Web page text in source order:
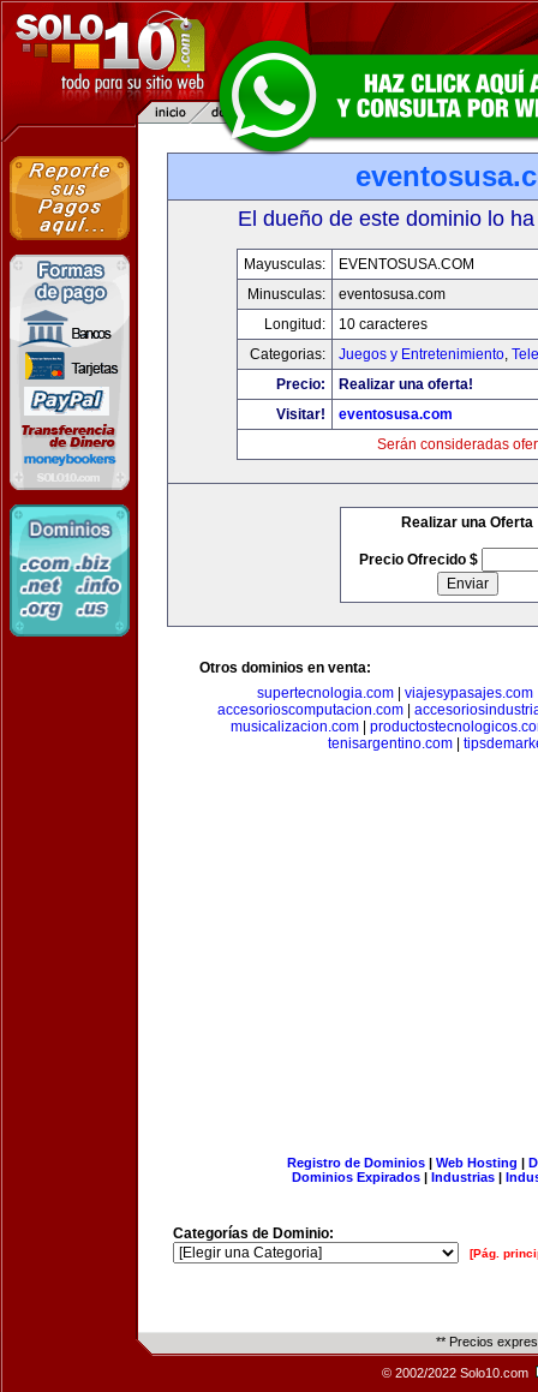
El dueño de este dominio lo
Mayusculas:
EVENTOSUSA.COM
Minusculas:
eventosusa.com
Longitud:
10 caracteres
Categorias:
Juegos y Entretenimiento,
Precio:
Realizar una oferta!
Visitar!
eventosusa.com
Serán consideradas
Realizar una Oferta
Precio Ofrecido $
Otros dominios en venta:
supertecnologia.com| viajesypasajes.com
accesorioscomputacion.com
musicalizacion.com|
tenisargentino.com
Registro de Dominios| Web Hosting |
Dominios Expirados | Industrias |
Categorías de Dominio:
[Pág.
** Precios
© 2002/2022 Solo10.com